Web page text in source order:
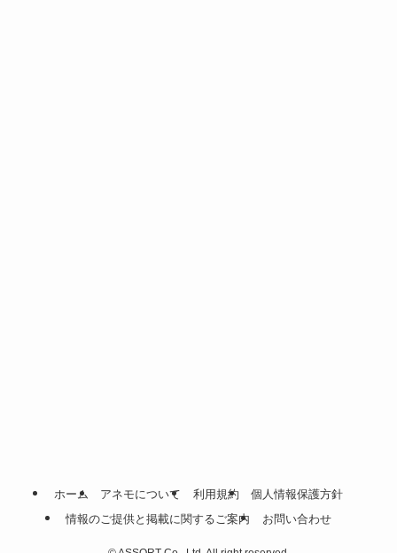
ホーム アネモについて 利用規約
個人情報保護方針
情報のご提供と掲載に関するご案内
お問い合わせ